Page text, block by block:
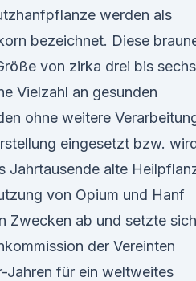
werden als
bezeichnet. Diese
von zirka drei bis sechs
Vielzahl an gesunden
ohne weitere
eingesetzt bzw.
Jahrtausende alte
von Opium und Hanf
Zwecken ab und setzte sich
der Vereinten
Jahren für ein weltweites